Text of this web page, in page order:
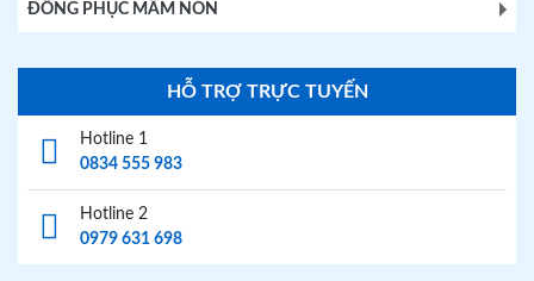
ĐỒNG PHỤC MẦM NON
HỖ TRỢ TRỰC TUYẾN
Hotline 1
0834 555 983
Hotline 2
0979 631 698